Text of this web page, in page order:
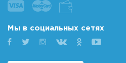
Мы в социальных сетях